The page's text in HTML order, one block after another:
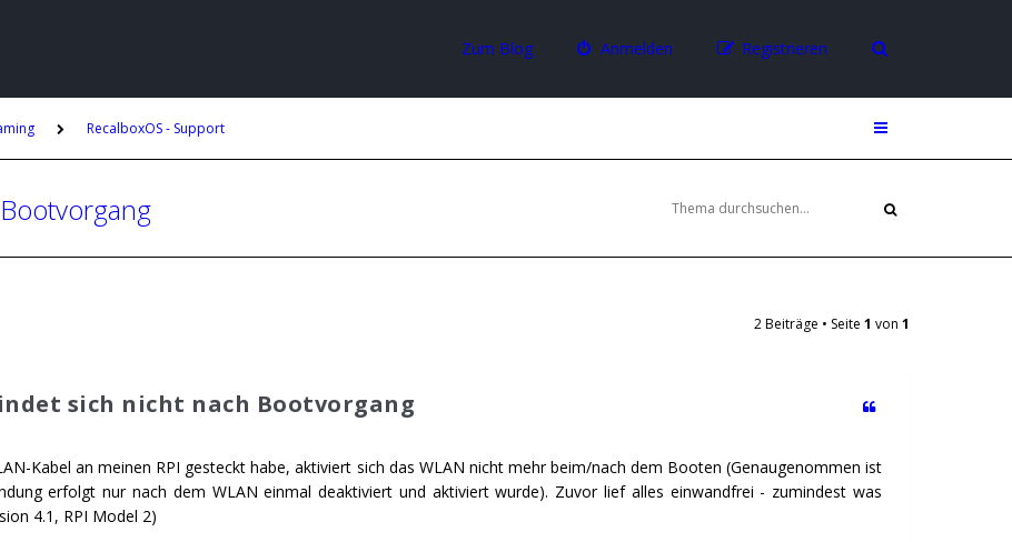
Zum Blog Anmelden Registrieren
RecalboxOS - Support
2 Beiträge • Seite 1 von 1
sich nicht nach Bootvorgang
Kabel an meinen RPI gesteckt habe, aktiviert sich das WLAN nicht mehr beim/nach dem Booten (Genaugenommen ist
erfolgt nur nach dem WLAN einmal deaktiviert und aktiviert wurde). Zuvor lief alles einwandfrei - zumindest was
4.1, RPI Model 2)